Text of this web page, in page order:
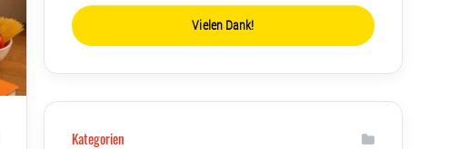
Vielen Dank!
Kategorien